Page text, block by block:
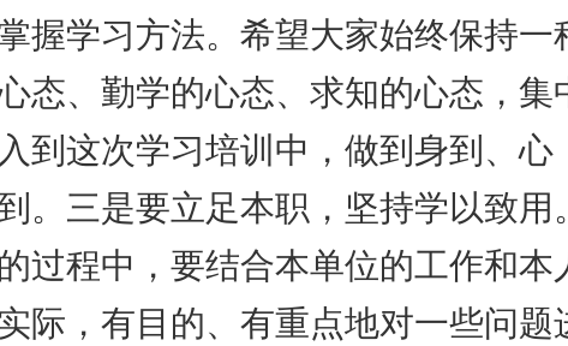
握学习方法。希望大家始终保持一
态、勤学的心态、求知的心态，集
到这次学习培训中，做到身到、心
。三是要立足本职，坚持学以致用。
过程中，要结合本单位的工作和本
际，有目的、有重点地对一些问题